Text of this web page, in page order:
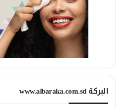
البركة www.albaraka.com.sd